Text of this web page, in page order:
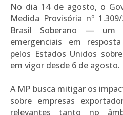
No dia 14 de agosto, o
Medida Provisória nº
Brasil Soberano — um
emergenciais em
pelos Estados Unidos
em vigor desde 6 de agosto.
A MP busca mitigar os
sobre empresas
relevantes tanto no